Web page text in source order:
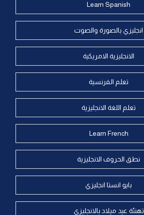
Learn Spanish
انجليزي بالصورة والصوت
الانجليزية الامريكية
تعلم الفرنسية
تعلم اللغة الانجليزية
Learn French
نطق الحروف الانجليزية
بايو انستا انجليزي
تهنئة عيد ميلاد بالانجليزي